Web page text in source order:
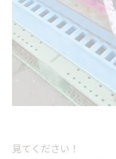
見てください！